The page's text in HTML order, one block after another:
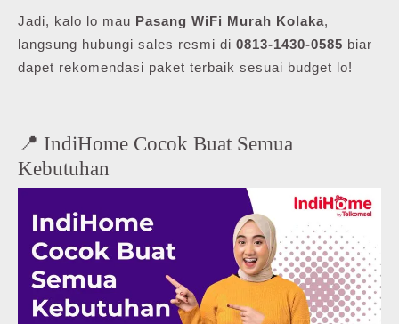
Jadi, kalo lo mau Pasang WiFi Murah Kolaka,
langsung hubungi sales resmi di 0813-1430-0585 biar
dapet rekomendasi paket terbaik sesuai budget lo!
📍 IndiHome Cocok Buat Semua
Kebutuhan